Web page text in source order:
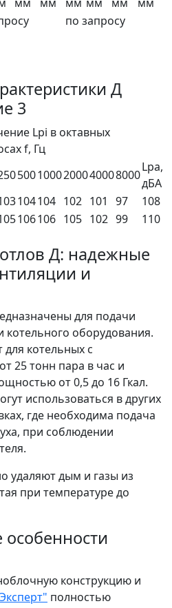
по запросу
Д
3
Lpi в октавных
f, Гц
5001000200040008000
Lpa,
дБА
104104 102 101 97
108
106106 105 102 99 110
Д: надежные
и
для подачи
котельного оборудования.
котельных с
25 тонн пара в час и
от 0,5 до 16 Гкал.
использоваться в других
где необходима подача
при соблюдении
удаляют дым и газы из
при температуре до
конструкцию и
полностью